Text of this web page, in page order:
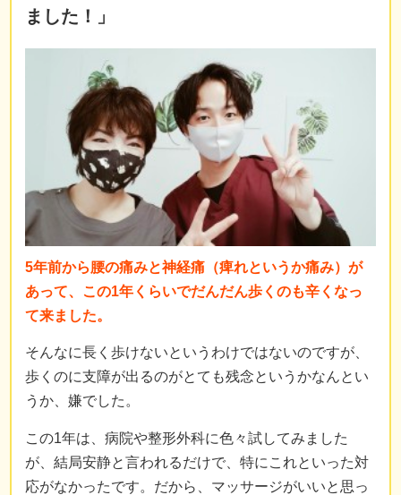
ました！」
5年前から腰の痛みと神経痛（痺れというか痛み）が
あって、この1年くらいでだんだん歩くのも辛くなっ
て来ました。
そんなに長く歩けないというわけではないのですが、
歩くのに支障が出るのがとても残念というかなんとい
うか、嫌でした。
この1年は、病院や整形外科に色々試してみました
が、結局安静と言われるだけで、特にこれといった対
応がなかったです。だから、マッサージがいいと思っ